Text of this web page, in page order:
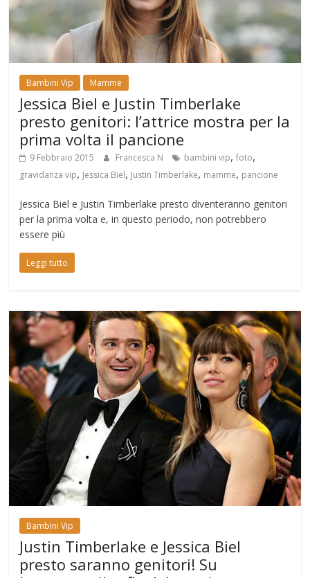
Bambini Vip Mamme
Jessica Biel e Justin Timberlake
presto genitori: l’attrice mostra per la
prima volta il pancione
9 Febbraio 2015 Francesca N bambini vip,foto,
gravidanza vip, Jessica Biel, Justin Timberlake, mamme, pancione
Jessica Biel e Justin Timberlake presto diventeranno genitori
per la prima volta e, in questo periodo, non potrebbero
essere più
Leggi tutto
Bambini Vip
Justin Timberlake e Jessica Biel
presto saranno genitori! Su